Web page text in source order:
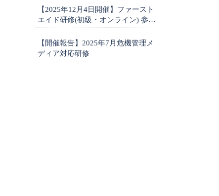
【2025年12月4日開催】ファースト
エイド研修(初級・オンライン) 参加
者募集
【開催報告】2025年7月危機管理メ
ディア対応研修